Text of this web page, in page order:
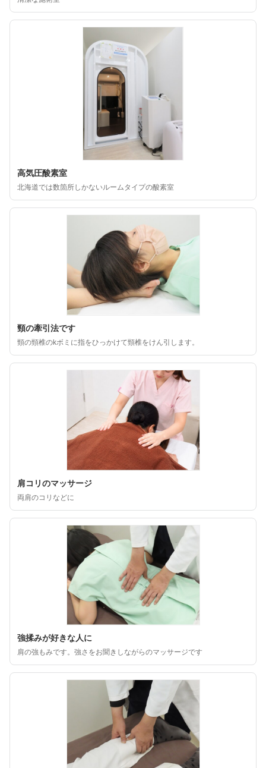
高気圧酸素室
北海道では数箇所しかないルームタイプの酸素室
頸の牽引法です
頸の頸椎のkボミに指をひっかけて頸椎をけん引します。
肩コリのマッサージ
両肩のコリなどに
強揉みが好きな人に
肩の強もみです。強さをお聞きしながらのマッサージです